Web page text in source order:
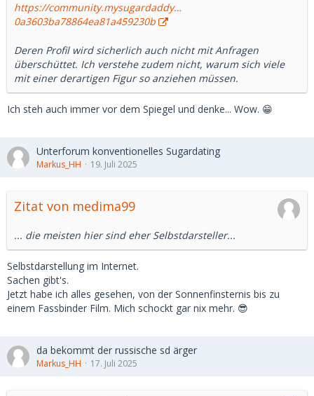
https://community.mysugardaddy…
0a3603ba78864ea81a459230b
Deren Profil wird sicherlich auch nicht mit Anfragen
überschüttet. Ich verstehe zudem nicht, warum sich viele
mit einer derartigen Figur so anziehen müssen.
Ich steh auch immer vor dem Spiegel und denke... Wow. 😁
Unterforum konventionelles Sugardating
Markus_HH 19. Juli 2025
Zitat von medima99
... die meisten hier sind eher Selbstdarsteller...
Selbstdarstellung im Internet.
Sachen gibt's.
Jetzt habe ich alles gesehen, von der Sonnenfinsternis bis zu
einem Fassbinder Film. Mich schockt gar nix mehr. 😎
da bekommt der russische sd ärger
Markus_HH 17. Juli 2025